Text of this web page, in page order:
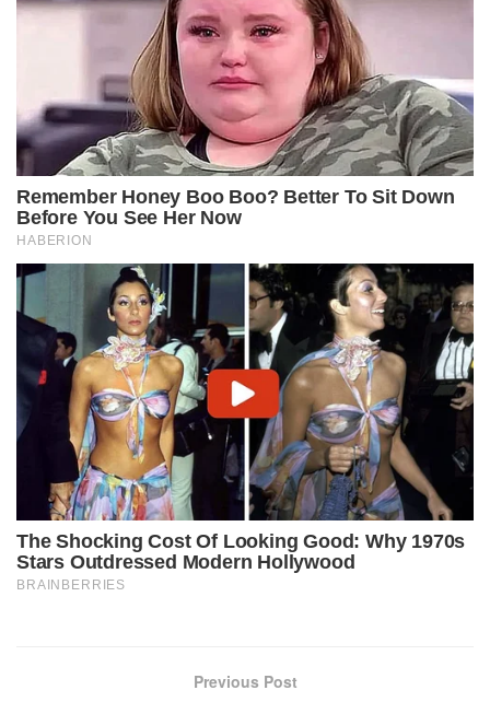
Previous Post